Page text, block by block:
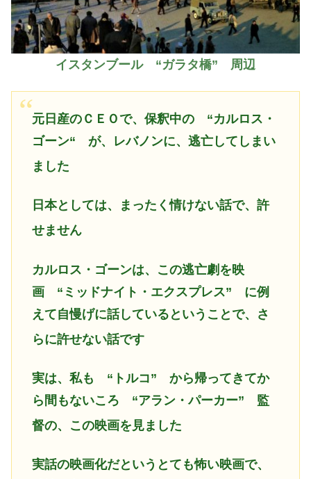
イスタンブール “ガラタ橋” 周辺
元日産のＣＥＯで、保釈中の “カルロス・
ゴーン“ が、レバノンに、逃亡してしまい
ました
日本としては、まったく情けない話で、許
せません
カルロス・ゴーンは、この逃亡劇を映
画 “ミッドナイト・エクスプレス” に例
えて自慢げに話しているということで、さ
らに許せない話です
実は、私も “トルコ” から帰ってきてか
ら間もないころ “アラン・パーカー” 監
督の、この映画を見ました
実話の映画化だというとても怖い映画で、